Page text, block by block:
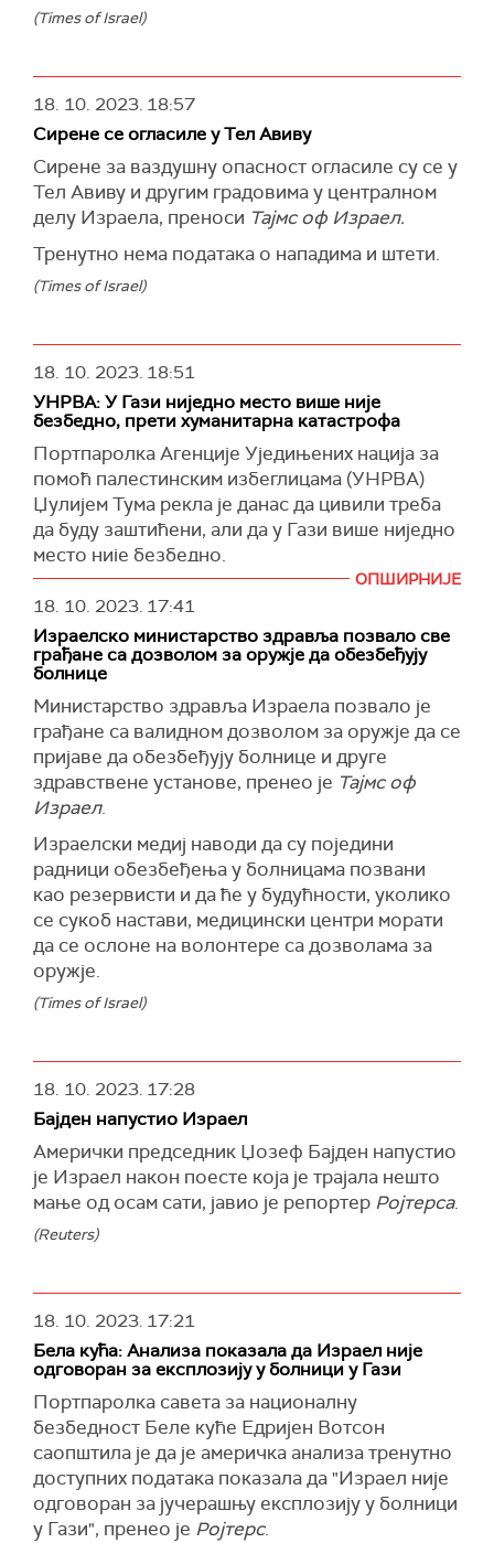
(Times of Israel)
18. 10. 2023. 18:57
Сирене се огласиле у Тел Авиву
Сирене за ваздушну опасност огласиле су се у
Тел Авиву и другим градовима у централном
делу Израела, преноси Тајмс оф Израел.
Тренутно нема података о нападима и штети.
(Times of Israel)
18. 10. 2023. 18:51
УНРВА: У Гази ниједно место више није
безбедно, прети хуманитарна катастрофа
Портпаролка Агенције Уједињених нација за
помоћ палестинским избеглицама (УНРВА)
Џулијем Тума рекла је данас да цивили треба
да буду заштићени, али да у Гази више ниједно
место није безбедно.
Према њеним речима, постоји опасност
здравствене катастрофе у Појасу Газе,
преносиБи-Би-Си.
"Губитак живота мора да престане. Прекид
ватре је апсолутно неопходан", поручила је
Тума. Она је додала да је опсада Појаса Газе и
даље у току и затражила да се омогући
приступ УНРВА и другим хуманитарним
организацијама да доставе помоћ у ту област.
"Ускоро ћемо имати здравствену катастрофу у
Гази ако хуманитарна помоћ не буде стигла у
Газу за људе којима је најпотребнија", рекла
портпаролка УНРВА.
Израелска влада је раније саопштила да ће
храна, вода и лекови моћи да уђу у Газу преко
прелаза Рафа на граници са Египтом.
ОПШИРНИЈЕ
18. 10. 2023. 17:41
Израелско министарство здравља позвало све
грађане са дозволом за оружје да обезбеђују
болнице
Министарство здравља Израела позвало је
грађане са валидном дозволом за оружје да се
пријаве да обезбеђују болнице и друге
здравствене установе, пренео је Тајмс оф
Израел.
Израелски медиј наводи да су поједини
радници обезбеђења у болницама позвани
као резервисти и да ће у будућности, уколико
се сукоб настави, медицински центри морати
да се ослоне на волонтере са дозволама за
оружје.
(Times of Israel)
18. 10. 2023. 17:28
Бајден напустио Израел
Амерички председник Џозеф Бајден напустио
је Израел након поесте која је трајала нешто
мање од осам сати, јавио је репортер Ројтерса.
(Reuters)
18. 10. 2023. 17:21
Бела кућа: Анализа показала да Израел није
одговоран за експлозију у болници у Гази
Портпаролка савета за националну
безбедност Беле куће Едријен Вотсон
саопштила је да је америчка анализа тренутно
доступних података показала да "Израел није
одговоран за јучерашњу експлозију у болници
у Гази", пренео је Ројтерс.